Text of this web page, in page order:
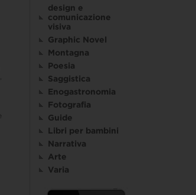
design e
comunicazione
visiva
Graphic Novel
Montagna
Poesia
Saggistica
Enogastronomia
Fotografia
Guide
Libri per bambini
Narrativa
Arte
Varia